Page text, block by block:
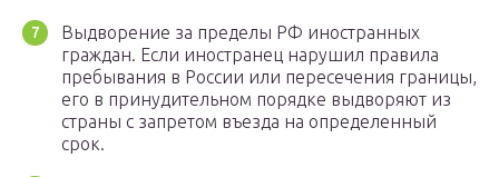
Выдворение за пределы РФ иностранных
граждан. Если иностранец нарушил правила
пребывания в России или пересечения границы,
его в принудительном порядке выдворяют из
страны с запретом въезда на определенный
срок.